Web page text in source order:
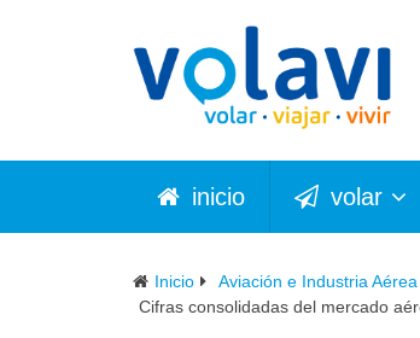
inicio volar
Inicio Aviación e Industria Aérea
Cifras consolidadas del mercado